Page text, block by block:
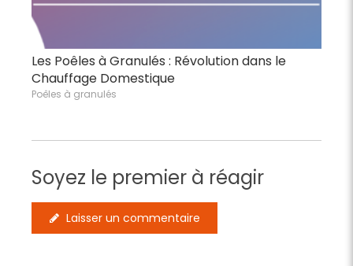
Les Poêles à Granulés : Révolution dans le
Chauffage Domestique
Poêles à granulés
Soyez le premier à réagir
Laisser un commentaire